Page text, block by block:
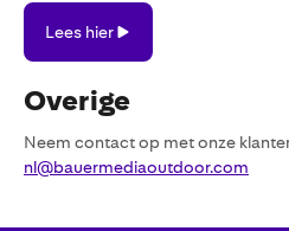
hier
Lees hier
Overige
Neem contact op met onze
nl@bauermediaoutdoor.com